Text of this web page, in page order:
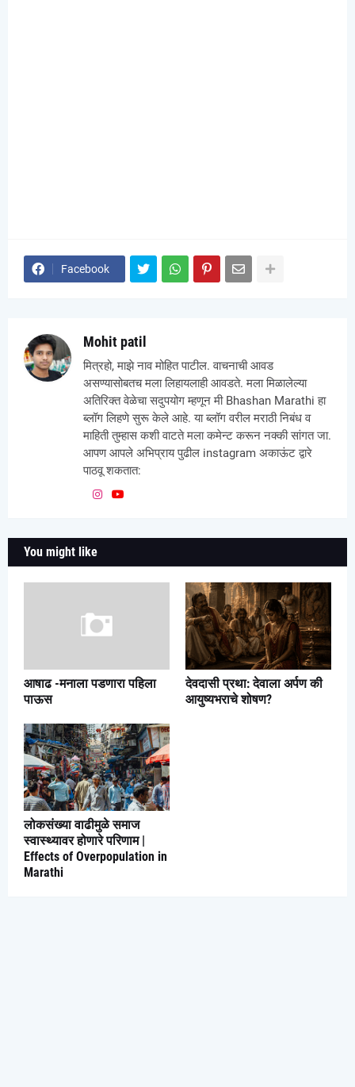
Facebook
Mohit patil
मित्रहो, माझे नाव मोहित पाटील. वाचनाची आवड
असण्यासोबतच मला लिहायलाही आवडते. मला मिळालेल्या
अतिरिक्त वेळेचा सदुपयोग म्हणून मी Bhashan Marathi हा
ब्लॉग लिहणे सुरू केले आहे. या ब्लॉग वरील मराठी निबंध व
माहिती तुम्हास कशी वाटते मला कमेन्ट करून नक्की सांगत जा.
आपण आपले अभिप्राय पुढील instagram अकाऊंट द्वारे
पाठवू शकतात:
You might like
आषाढ -मनाला पडणारा पहिला
पाऊस
देवदासी प्रथा: देवाला अर्पण की
आयुष्यभराचे शोषण?
लोकसंख्या वाढीमुळे समाज
स्वास्थ्यावर होणारे परिणाम |
Effects of Overpopulation in
Marathi